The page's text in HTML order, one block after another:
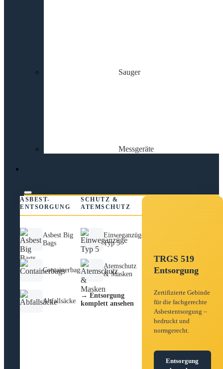
Sauger
Messgeräte
ASBEST-
ENTSORGUNG
Asbest Big
Bags
Containerbags
Abfallsäcke
SCHUTZ &
ATEMSCHUTZ
Einweganzüge
Typ 5
Atemschutz
& Masken
→ Entsorgung
komplett ansehen
TRGS 519
Entsorgung
Zertifizierte Gebinde
für die fachgerechte
Asbestentsorgung –
bedruckt und
normgerecht.
Entsorgung